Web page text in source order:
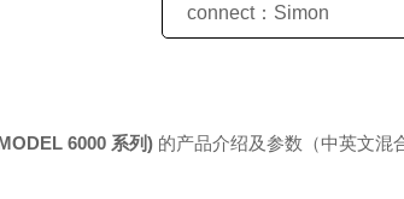
connect：Simon
6000 系列) 的产品介绍及参数（中英文混